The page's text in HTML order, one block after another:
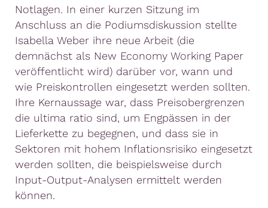
Notlagen. In einer kurzen Sitzung im
Anschluss an die Podiumsdiskussion stellte
Isabella Weber ihre neue Arbeit (die
demnächst als New Economy Working Paper
veröffentlicht wird) darüber vor, wann und
wie Preiskontrollen eingesetzt werden sollten.
Ihre Kernaussage war, dass Preisobergrenzen
die ultima ratio sind, um Engpässen in der
Lieferkette zu begegnen, und dass sie in
Sektoren mit hohem Inflationsrisiko eingesetzt
werden sollten, die beispielsweise durch
Input-Output-Analysen ermittelt werden
können.